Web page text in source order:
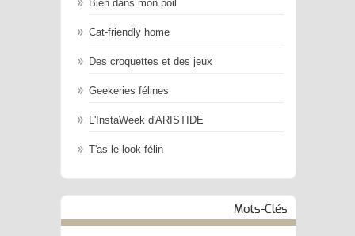
Bien dans mon poil
Cat-friendly home
Des croquettes et des jeux
Geekeries félines
L'InstaWeek d'ARISTIDE
T'as le look félin
Mots-Clés